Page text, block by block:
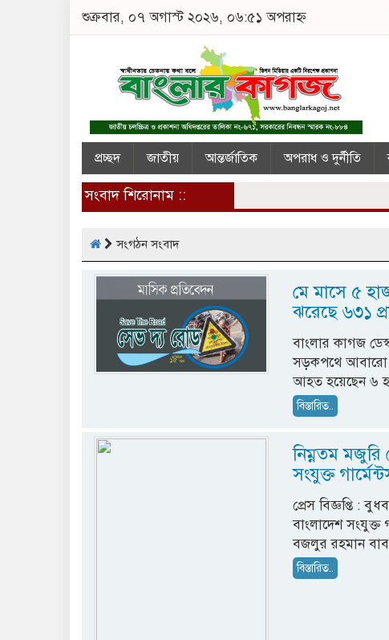
শুক্রবার, ০৭ অগাস্ট ২০২৬, ০৬:৫১ অপরাহ্ন
প্রচ্ছদ জাতীয় আন্তর্জাতিক অপরাধ ও দুর্নীতি
সংবাদ শিরোনাম ::
সংগঠন সংবাদ
মে মাসে ৫
ঝরেছে ৬৩১
বাংলার কাগজ
সড়কপথে আবারো
আহত হয়েছেন ৬
বিস্তারিত..
নিম্নতম মজুরি
সংযুক্ত
প্রেস বিজ্ঞপ্তি :
বাংলাদেশ সংযুক্ত
বজলুর রহমান
বিস্তারিত..